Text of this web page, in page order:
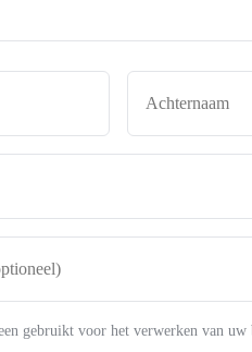
gebruikt voor het verwerken van uw